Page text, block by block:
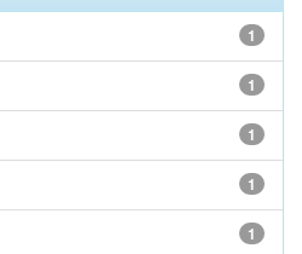
1
1
1
1
1